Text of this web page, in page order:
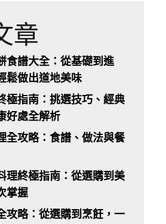
章
食譜大全：從基礎到進
鬆做出道地美味
極指南：挑選技巧、經典
好處全解析
全攻略：食譜、做法與餐
理終極指南：從選購到美
掌握
攻略：從選購到烹飪，一